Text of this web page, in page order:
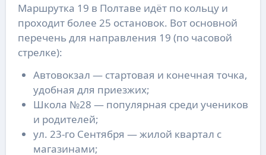
Маршрутка 19 в Полтаве идёт по кольцу и
проходит более 25 остановок. Вот основной
перечень для направления 19 (по часовой
стрелке):
Автовокзал — стартовая и конечная точка,
удобная для приезжих;
Школа №28 — популярная среди учеников
и родителей;
ул. 23-го Сентября — жилой квартал с
магазинами;